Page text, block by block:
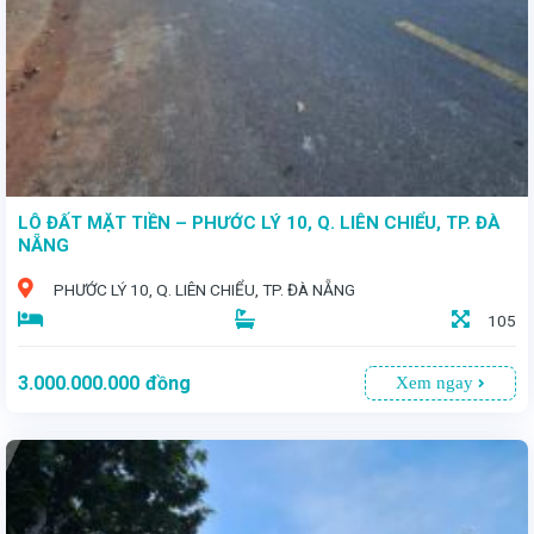
LÔ ĐẤT MẶT TIỀN – PHƯỚC LÝ 10, Q. LIÊN CHIỂU, TP. ĐÀ
NẴNG
PHƯỚC LÝ 10, Q. LIÊN CHIỂU, TP. ĐÀ NẴNG
105
3.000.000.000 đồng Xem ngay